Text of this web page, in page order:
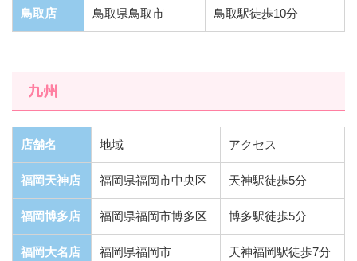
鳥取店 鳥取県鳥取市 鳥取駅徒歩10分
九州
店舗名 地域 アクセス
福岡天神店 福岡県福岡市中央区 天神駅徒歩5分
福岡博多店 福岡県福岡市博多区 博多駅徒歩5分
福岡大名店 福岡県福岡市
天神福岡駅徒歩7分